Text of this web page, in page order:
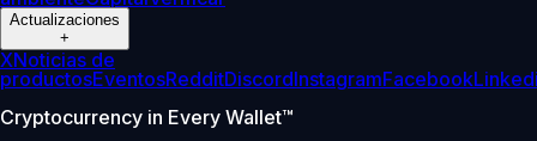
Actualizaciones
+
XNoticias de
productosEventosRedditDiscordInstagramFacebook
Cryptocurrency in Every Wallet™